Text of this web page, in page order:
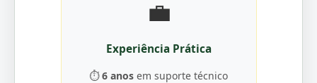
💼
Experiência Prática
⏱️6 anos em suporte técnico